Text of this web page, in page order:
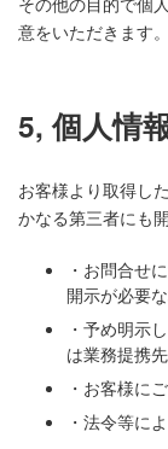
意をいただきます。
5, 個人情
お客様より取得し
かなる第三者にも
・お問合せ
開示が必要
・予め明示
は業務提携
・お客様に
・法令等に